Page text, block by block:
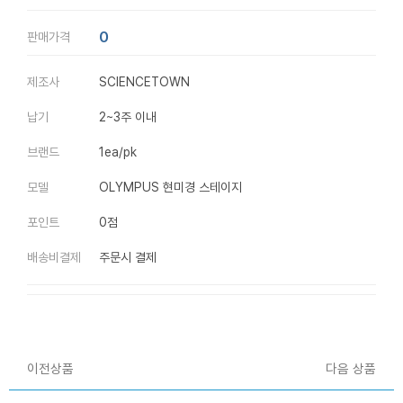
판매가격 0
제조사 SCIENCETOWN
납기 2~3주 이내
브랜드 1ea/pk
모델 OLYMPUS 현미경 스테이지
포인트 0점
배송비결제 주문시 결제
이전상품 다음 상품